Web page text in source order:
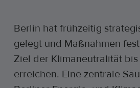
Berlin hat frühzeitig
gelegt und Maßnahmen
Ziel der Klimaneutralität
erreichen. Eine zentrale